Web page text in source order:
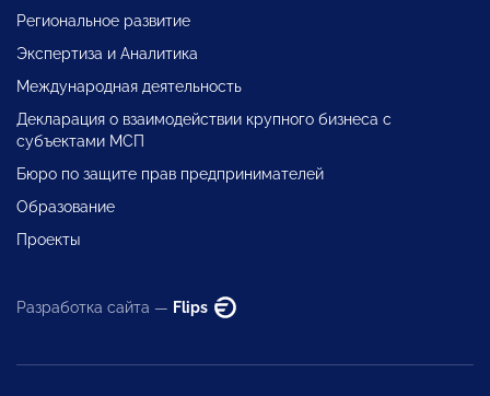
Региональное развитие
Экспертиза и Аналитика
Международная деятельность
Декларация о взаимодействии крупного бизнеса с
субъектами МСП
Бюро по защите прав предпринимателей
Образование
Проекты
Разработка сайта — Flips